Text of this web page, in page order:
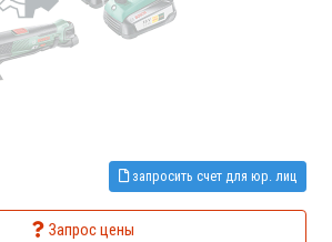
запросить счет для юр. лиц
Запрос цены